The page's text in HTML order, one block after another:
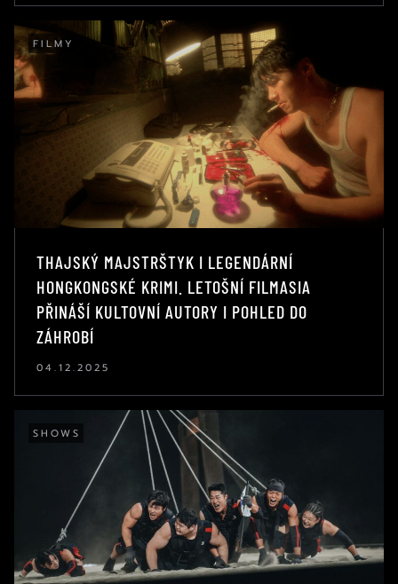
FILMY
THAJSKÝ MAJSTRŠTYK I LEGENDÁRNÍ
HONGKONGSKÉ KRIMI. LETOŠNÍ FILMASIA
PŘINÁŠÍ KULTOVNÍ AUTORY I POHLED DO
ZÁHROBÍ
04.12.2025
SHOWS